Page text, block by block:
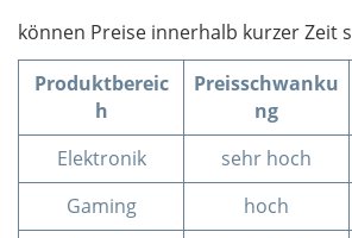
können Preise innerhalb kurzer Zeit
Produktbereic
h
Preisschwanku
ng
Elektronik
sehr hoch
Gaming
hoch